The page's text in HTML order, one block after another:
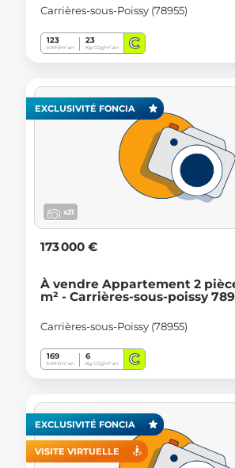
Carrières-sous-Poissy (78955)
123
kWh/m².an
23
Kg CO2/m².an C
EXCLUSIVITÉ FONCIA
x21
173 000 €
À vendre Appartement 2
m² - Carrières-sous-poissy
Carrières-sous-Poissy (78955)
169
kWh/m².an
6
Kg CO2/m².an C
EXCLUSIVITÉ FONCIA
VISITE VIRTUELLE